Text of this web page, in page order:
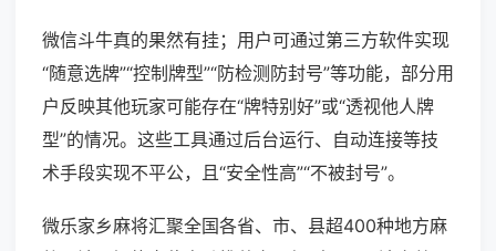
微信斗牛真的果然有挂；用户可通过第三方软件实现
“随意选牌”“控制牌型”“防检测防封号”等功能，部分用
户反映其他玩家可能存在“牌特别好”或“透视他人牌
型”的情况。这些工具通过后台运行、自动连接等技
术手段实现不平公，且“安全性高”“不被封号”。
微乐家乡麻将汇聚全国各省、市、县超400种地方麻